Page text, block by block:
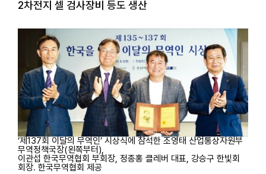
2차전지 셀 검사장비 등도 생산
‘제137회 이달의 무역인’ 시상식에 참석한 조영태 산업통상자원부
무역정책국장(왼쪽부터),
이관섭 한국무역협회 부회장, 정종홍 클레버 대표, 강승구 한빛회
회장. 한국무역협회 제공